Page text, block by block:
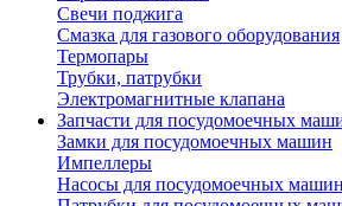
Свечи поджига
Смазка для газового оборудования
Термопары
Трубки, патрубки
Электромагнитные клапана
Запчасти для посудомоечных
Замки для посудомоечных машин
Импеллеры
Насосы для посудомоечных машин